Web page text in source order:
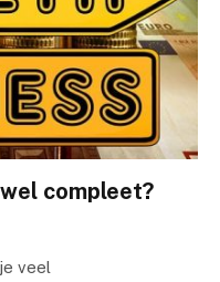
compleet?
veel